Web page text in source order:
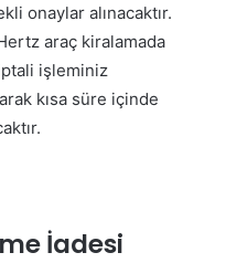
onaylar alınacaktır.
araç kiralamada
işleminiz
kısa süre içinde
İadesi